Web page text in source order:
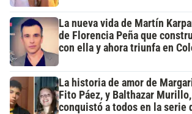
La nueva vida de Martín
de Florencia Peña que
con ella y ahora triunfa en
La historia de amor de
Fito Páez, y Balthazar
conquistó a todos en la serie